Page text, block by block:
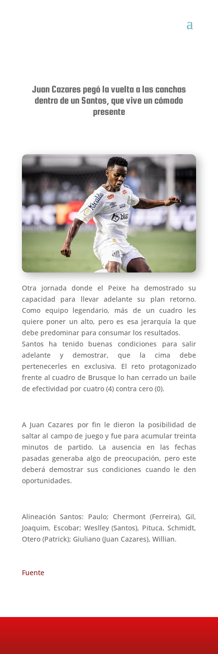
Juan Cazares pegó la vuelta a las canchas
dentro de un Santos, que vive un cómodo
presente
Otra jornada donde el Peixe ha demostrado su
capacidad para llevar adelante su plan retorno.
Como equipo legendario, más de un cuadro les
quiere poner un alto, pero es esa jerarquía la que
debe predominar para consumar los resultados.
Santos ha tenido buenas condiciones para salir
adelante y demostrar, que la cima debe
pertenecerles en exclusiva. El reto protagonizado
frente al cuadro de Brusque lo han cerrado un baile
de efectividad por cuatro (4) contra cero (0).
A Juan Cazares por fin le dieron la posibilidad de
saltar al campo de juego y fue para acumular treinta
minutos de partido. La ausencia en las fechas
pasadas generaba algo de preocupación, pero este
deberá demostrar sus condiciones cuando le den
oportunidades.
Alineación Santos: Paulo; Chermont (Ferreira), Gil,
Joaquim, Escobar; Weslley (Santos), Pituca, Schmidt,
Otero (Patrick); Giuliano (Juan Cazares), Willian.
Fuente